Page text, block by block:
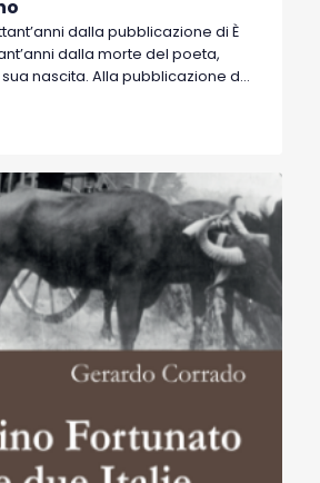
dalla pubblicazione di È
dalla morte del poeta,
nascita. Alla pubblicazione del
di quell’anno e degli anni
con presentazione,
ed interpretazione del
lirica